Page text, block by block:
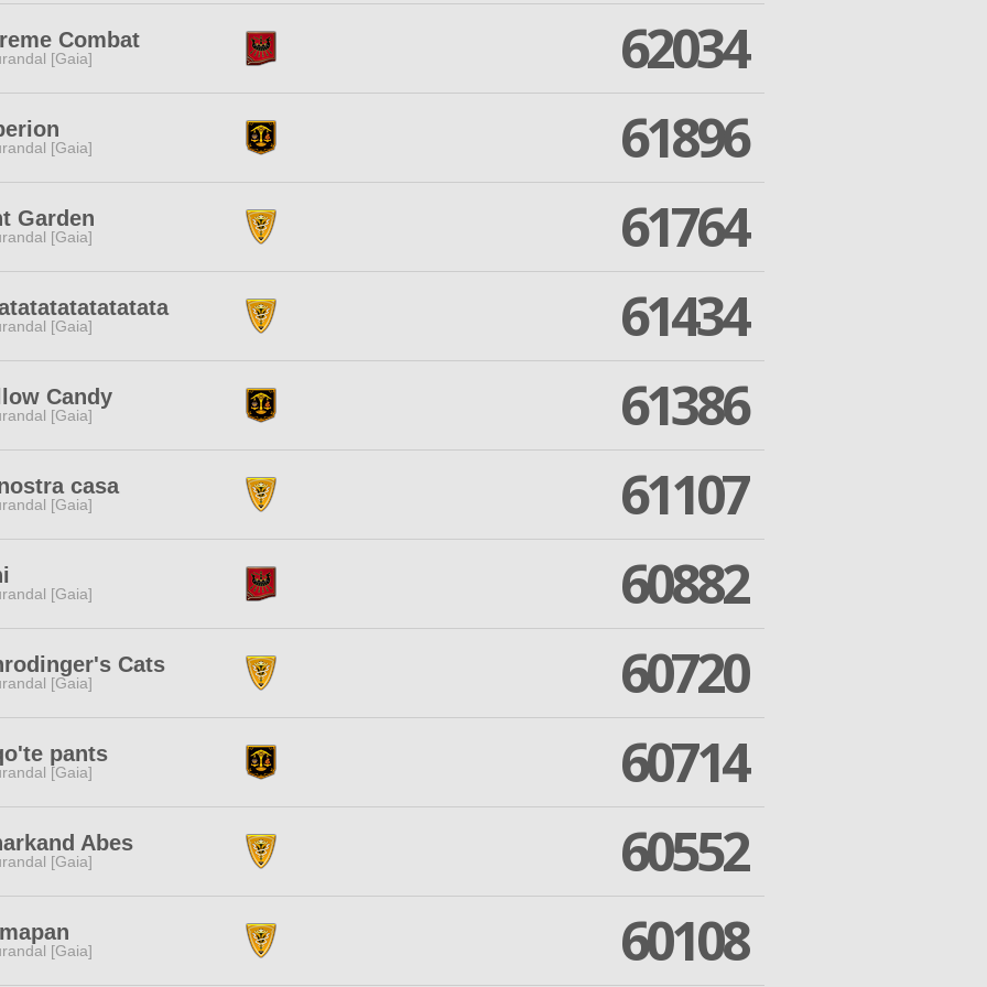
Combat
[Gaia] 62034
[Gaia] 61896
Garden
[Gaia] 61764
[Gaia] 61434
Candy
[Gaia] 61386
casa
[Gaia] 61107
[Gaia] 60882
Cats
[Gaia] 60720
pants
[Gaia] 60714
Abes
[Gaia] 60552
[Gaia] 60108